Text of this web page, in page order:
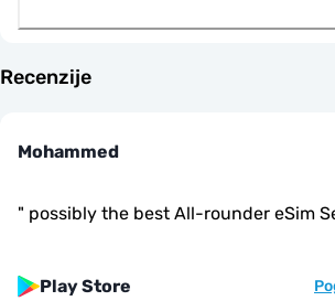
Recenzije
Mohammed
" possibly the best All-rounder eSim
Play Store